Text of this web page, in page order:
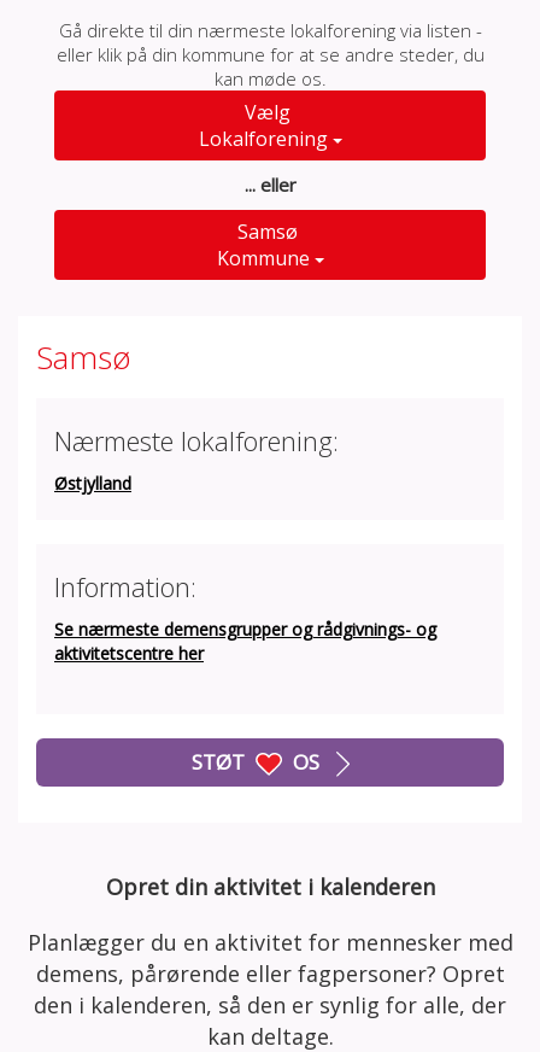
Gå direkte til din nærmeste lokalforening via listen -
eller klik på din kommune for at se andre steder, du
kan møde os.
Vælg
Lokalforening
... eller
Samsø
Kommune
Samsø
Nærmeste lokalforening:
Østjylland
Information:
Se nærmeste demensgrupper og rådgivnings- og
aktivitetscentre her
STØT OS
Opret din aktivitet i kalenderen
Planlægger du en aktivitet for mennesker med
demens, pårørende eller fagpersoner? Opret
den i kalenderen, så den er synlig for alle, der
kan deltage.